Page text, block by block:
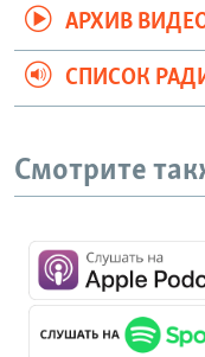
АРХИВ
СПИСОК
Смотрите